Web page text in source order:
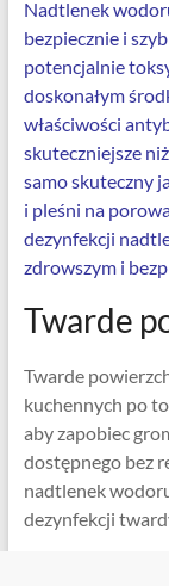
Nadtlenek
bezpiecznie i
potencjalnie
doskonałym
właściwości
skuteczniejsze
samo skuteczny
i pleśni na
dezynfekcji
zdrowszym i
Twarde
Twarde
kuchennych po
aby zapobiec
dostępnego bez
nadtlenek
dezynfekcji